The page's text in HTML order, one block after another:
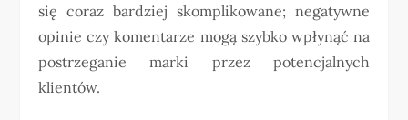
się coraz bardziej skomplikowane; negatywne
opinie czy komentarze mogą szybko wpłynąć na
postrzeganie marki przez potencjalnych
klientów.